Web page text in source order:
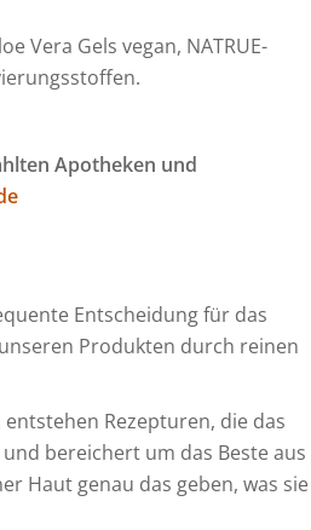
Vera Gels vegan, NATRUE-
Apotheken und
Entscheidung für das
Produkten durch reinen
Rezepturen, die das
bereichert um das Beste aus
Haut genau das geben, was sie